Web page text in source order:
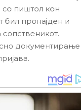
со пиштол кон
бил пронајден и
документирање